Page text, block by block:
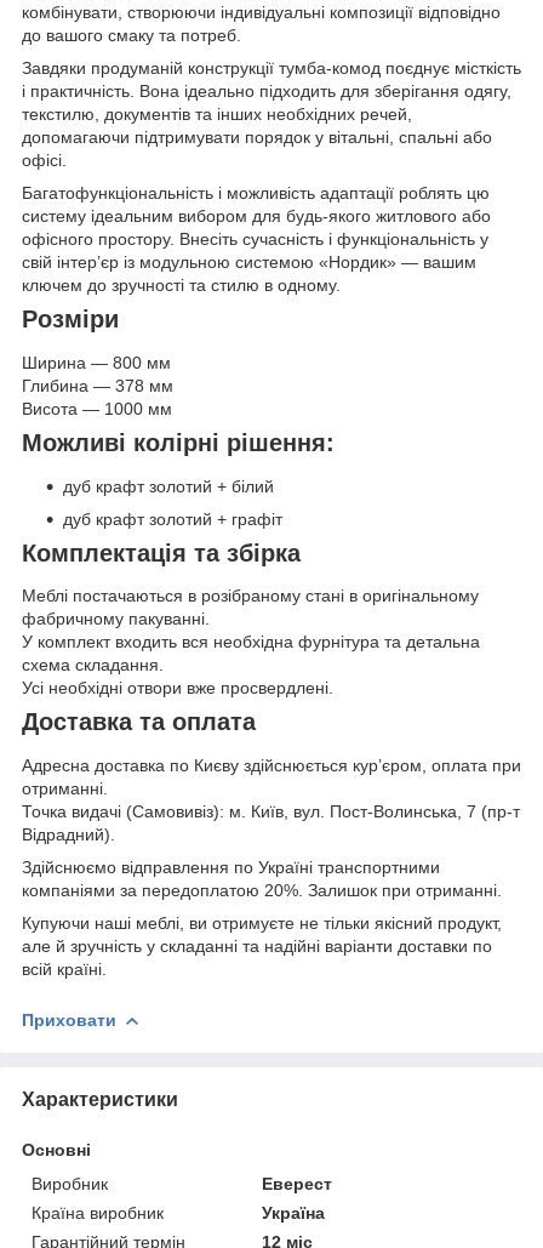
комбінувати, створюючи індивідуальні композиції відповідно
до вашого смаку та потреб.
Завдяки продуманій конструкції тумба-комод поєднує місткість
і практичність. Вона ідеально підходить для зберігання одягу,
текстилю, документів та інших необхідних речей,
допомагаючи підтримувати порядок у вітальні, спальні або
офісі.
Багатофункціональність і можливість адаптації роблять цю
систему ідеальним вибором для будь-якого житлового або
офісного простору. Внесіть сучасність і функціональність у
свій інтер’єр із модульною системою «Нордик» — вашим
ключем до зручності та стилю в одному.
Розміри
Ширина — 800 мм
Глибина — 378 мм
Висота — 1000 мм
Можливі колірні рішення:
дуб крафт золотий + білий
дуб крафт золотий + графіт
Комплектація та збірка
Меблі постачаються в розібраному стані в оригінальному
фабричному пакуванні.
У комплект входить вся необхідна фурнітура та детальна
схема складання.
Усі необхідні отвори вже просвердлені.
Доставка та оплата
Адресна доставка по Києву здійснюється кур’єром, оплата при
отриманні.
Точка видачі (Самовивіз): м. Київ, вул. Пост-Волинська, 7 (пр-т
Відрадний).
Здійснюємо відправлення по Україні транспортними
компаніями за передоплатою 20%. Залишок при отриманні.
Купуючи наші меблі, ви отримуєте не тільки якісний продукт,
але й зручність у складанні та надійні варіанти доставки по
всій країні.
Приховати
Характеристики
Основні
Виробник
Еверест
Країна виробник
Україна
Гарантійний термін
12 міс